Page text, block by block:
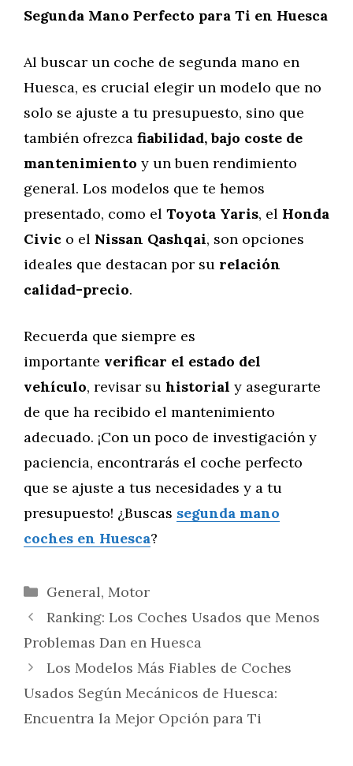
Segunda Mano Perfecto para Ti en Huesca
Al buscar un coche de segunda mano en
Huesca, es crucial elegir un modelo que no
solo se ajuste a tu presupuesto, sino que
también ofrezca fiabilidad, bajo coste de
mantenimiento y un buen rendimiento
general. Los modelos que te hemos
presentado, como el Toyota Yaris, el Honda
Civic o el Nissan Qashqai, son opciones
ideales que destacan por su relación
calidad-precio.
Recuerda que siempre es
importante verificar el estado del
vehículo, revisar su historial y asegurarte
de que ha recibido el mantenimiento
adecuado. ¡Con un poco de investigación y
paciencia, encontrarás el coche perfecto
que se ajuste a tus necesidades y a tu
presupuesto! ¿Buscas segunda mano
coches en Huesca?
Categorías
General, Motor
Ranking: Los Coches Usados que Menos
Problemas Dan en Huesca
Los Modelos Más Fiables de Coches
Usados Según Mecánicos de Huesca:
Encuentra la Mejor Opción para Ti